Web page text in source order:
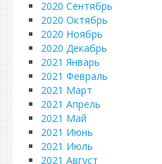
2020 Сентябрь
2020 Октябрь
2020 Ноябрь
2020 Декабрь
2021 Январь
2021 Февраль
2021 Март
2021 Апрель
2021 Май
2021 Июнь
2021 Июль
2021 Август